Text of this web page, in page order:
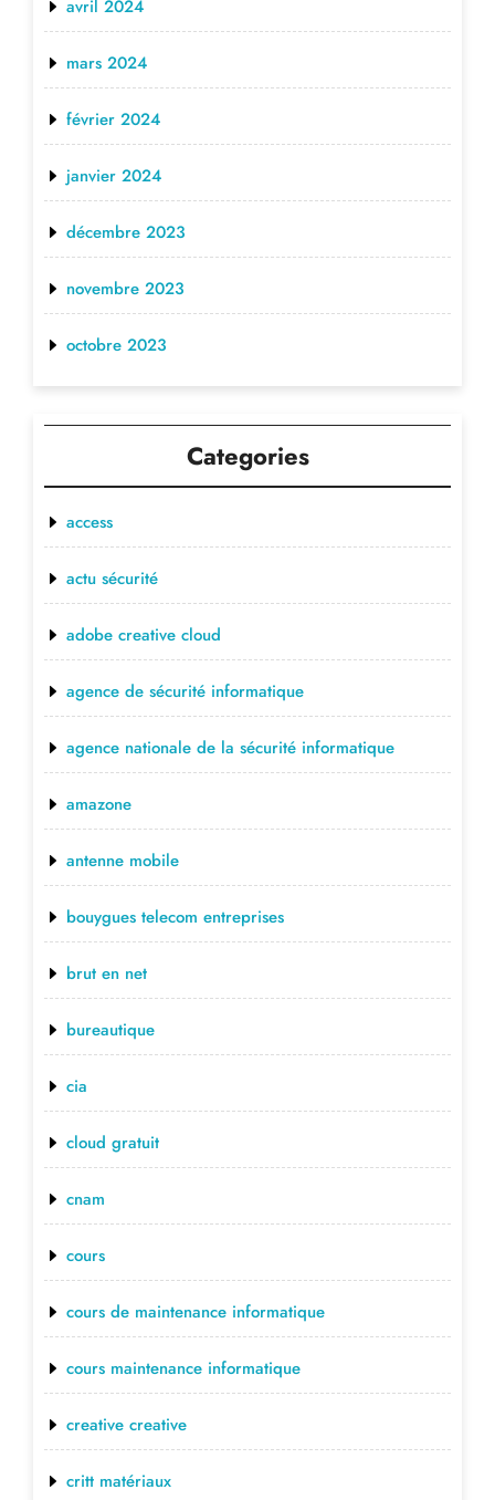
avril 2024
mars 2024
février 2024
janvier 2024
décembre 2023
novembre 2023
octobre 2023
Categories
access
actu sécurité
adobe creative cloud
agence de sécurité informatique
agence nationale de la sécurité informatique
amazone
antenne mobile
bouygues telecom entreprises
brut en net
bureautique
cia
cloud gratuit
cnam
cours
cours de maintenance informatique
cours maintenance informatique
creative creative
critt matériaux